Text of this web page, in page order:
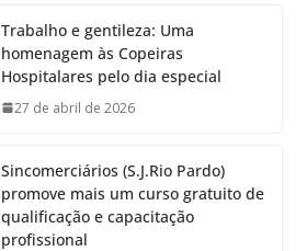
Trabalho e gentileza: Uma
homenagem às Copeiras
Hospitalares pelo dia especial
27 de abril de 2026
Sincomerciários (S.J.Rio Pardo)
promove mais um curso gratuito de
qualificação e capacitação
profissional